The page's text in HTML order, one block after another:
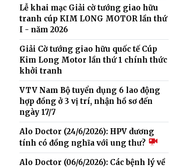
Lễ khai mạc Giải cờ tướng giao hữu
tranh cúp KIM LONG MOTOR lần thứ
I - năm 2026
Giải Cờ tướng giao hữu quốc tế Cúp
Kim Long Motor lần thứ 1 chính thức
khởi tranh
VTV Nam Bộ tuyển dụng 6 lao động
hợp đồng ở 3 vị trí, nhận hồ sơ đến
ngày 17/7
Alo Doctor (24/6/2026): HPV dương
tính có đồng nghĩa với ung thư?
Alo Doctor (06/6/2026): Các bệnh lý về